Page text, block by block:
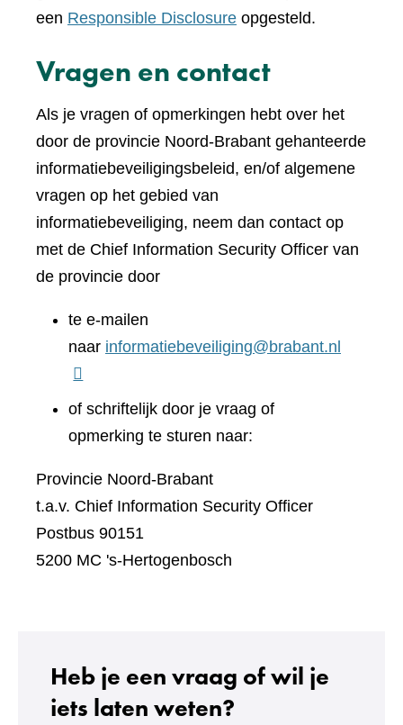
een Responsible Disclosure opgesteld.
Vragen en contact
Als je vragen of opmerkingen hebt over het
door de provincie Noord-Brabant gehanteerde
informatiebeveiligingsbeleid, en/of algemene
vragen op het gebied van
informatiebeveiliging, neem dan contact op
met de Chief Information Security Officer van
de provincie door
te e-mailen
naar informatiebeveiliging@brabant.nl
of schriftelijk door je vraag of
opmerking te sturen naar:
Provincie Noord-Brabant
t.a.v. Chief Information Security Officer
Postbus 90151
5200 MC 's-Hertogenbosch
Heb je een vraag of wil je
iets laten weten?